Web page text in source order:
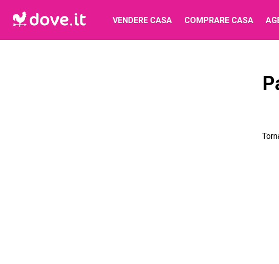
VENDERE CASA COMPRARE CASA